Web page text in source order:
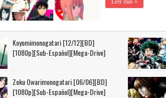
Leer más »
Koyomimonogatari [12/12][BD]
[1080p][Sub-Español][Mega-Drive]
Zoku Owarimonogatari [06/06][BD]
[1080p][Sub-Español][Mega-Drive]